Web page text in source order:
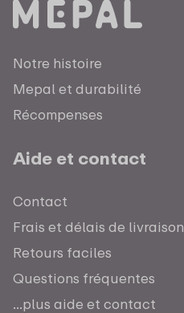
Notre histoire
Mepal et durabilité
Récompenses
Aide et contact
Contact
Frais et délais de livraison
Retours faciles
Questions fréquentes
...plus aide et contact